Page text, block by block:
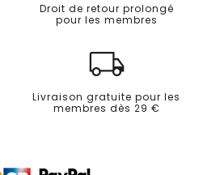
Droit de retour prolongé
pour les membres
Livraison gratuite pour les
membres dès 29 €